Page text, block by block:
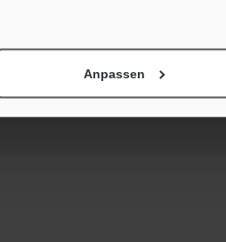
Anpassen
Produktpalette: